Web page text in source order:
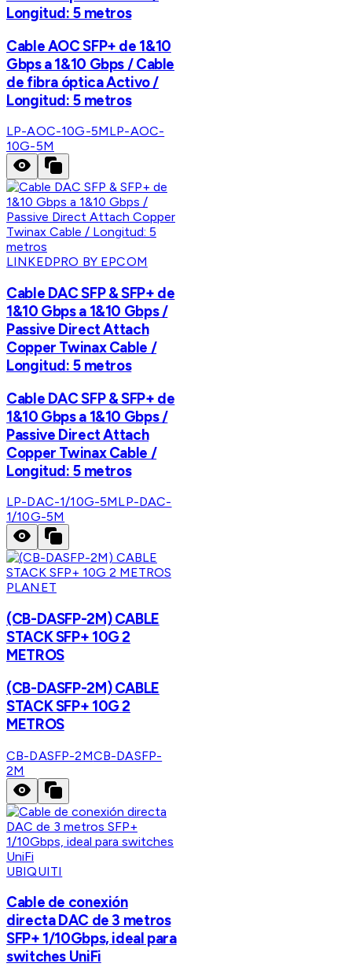
Longitud: 5 metros
Cable AOC SFP+ de 1&10
Gbps a 1&10 Gbps / Cable
de fibra óptica Activo /
Longitud: 5 metros
LP-AOC-10G-5MLP-AOC-
10G-5M
LINKEDPRO BY EPCOM
Cable DAC SFP & SFP+ de
1&10 Gbps a 1&10 Gbps /
Passive Direct Attach
Copper Twinax Cable /
Longitud: 5 metros
Cable DAC SFP & SFP+ de
1&10 Gbps a 1&10 Gbps /
Passive Direct Attach
Copper Twinax Cable /
Longitud: 5 metros
LP-DAC-1/10G-5MLP-DAC-
1/10G-5M
PLANET
(CB-DASFP-2M) CABLE
STACK SFP+ 10G 2
METROS
(CB-DASFP-2M) CABLE
STACK SFP+ 10G 2
METROS
CB-DASFP-2MCB-DASFP-
2M
UBIQUITI
Cable de conexión
directa DAC de 3 metros
SFP+ 1/10Gbps, ideal para
switches UniFi